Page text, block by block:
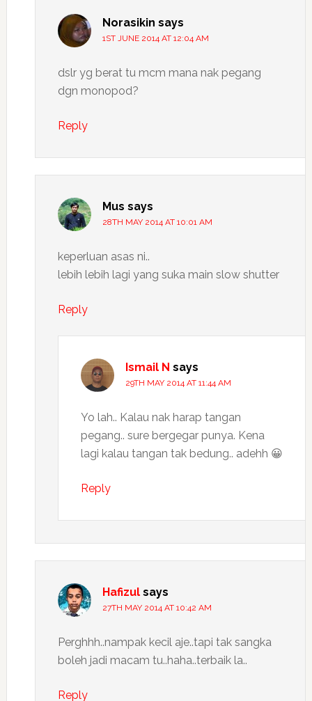
Norasikin says
1ST JUNE 2014 AT 12:04 AM
dslr yg berat tu mcm mana nak pegang
dgn monopod?
Reply
Mus says
28TH MAY 2014 AT 10:01 AM
keperluan asas ni..
lebih lebih lagi yang suka main slow shutter
Reply
Ismail N says
29TH MAY 2014 AT 11:44 AM
Yo lah.. Kalau nak harap tangan
pegang.. sure bergegar punya. Kena
lagi kalau tangan tak bedung.. adehh 😀
Reply
Hafizul says
27TH MAY 2014 AT 10:42 AM
Perghhh..nampak kecil aje..tapi tak sangka
boleh jadi macam tu..haha..terbaik la..
Reply